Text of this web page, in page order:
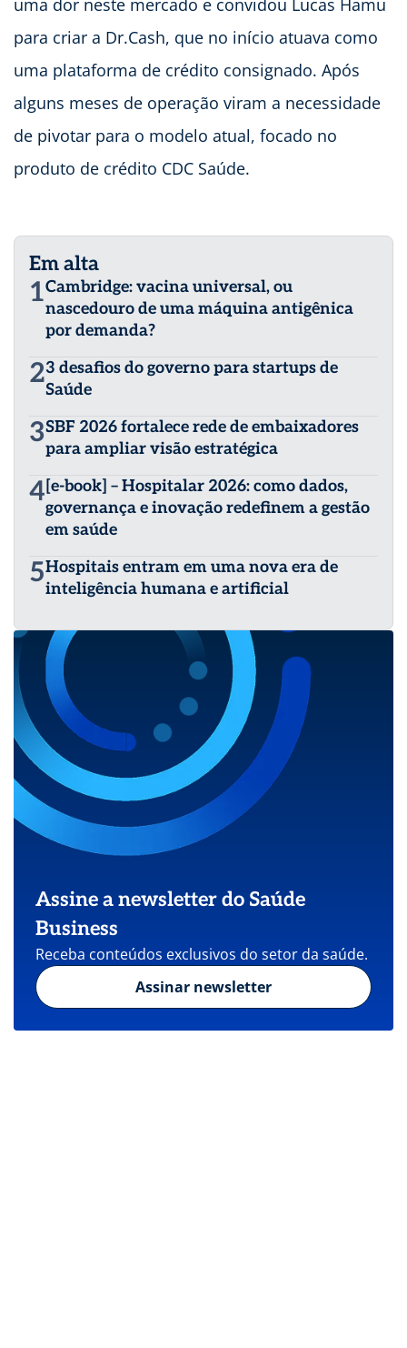
uma dor neste mercado e convidou Lucas Hamu
para criar a Dr.Cash, que no início atuava como
uma plataforma de crédito consignado. Após
alguns meses de operação viram a necessidade
de pivotar para o modelo atual, focado no
produto de crédito CDC Saúde.
Em alta
1Cambridge: vacina universal, ou
nascedouro de uma máquina antigênica
por demanda?
23 desafios do governo para startups de
Saúde
3SBF 2026 fortalece rede de embaixadores
para ampliar visão estratégica
4[e-book] – Hospitalar 2026: como dados,
governança e inovação redefinem a gestão
em saúde
5Hospitais entram em uma nova era de
inteligência humana e artificial
Assine a newsletter do Saúde
Business
Receba conteúdos exclusivos do setor da saúde.
Assinar newsletter